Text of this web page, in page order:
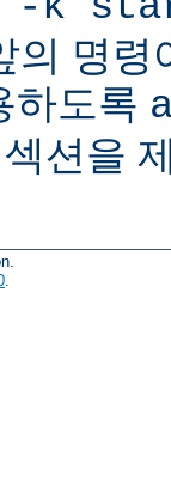
의 명령
하도록
섹션을
.